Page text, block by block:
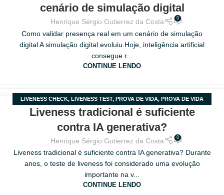
cenário de simulação digital
Henrique Sérgio Gutierrez da Costa 0
Como validar presença real em um cenário de simulação
digital A simulação digital evoluiu.Hoje, inteligência artificial
consegue r...
CONTINUE LENDO
18 LIVENESS CHECK, LIVENESS TEST, PROVA DE VIDA, PROVA DE VIDA
PELO CELULAR
Liveness tradicional é suficiente
contra IA generativa?
Henrique Sérgio Gutierrez da Costa 0
Liveness tradicional é suficiente contra IA generativa? Durante
anos, o teste de liveness foi considerado uma evolução
importante na v...
CONTINUE LENDO